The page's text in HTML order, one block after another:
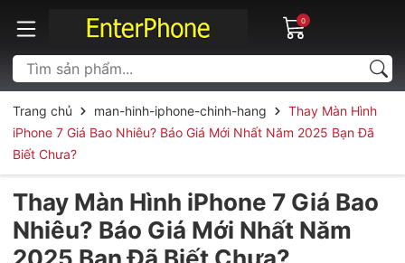
0
Trang chủ man-hinh-iphone-chinh-hang
Thay Màn Hình
iPhone 7 Giá Bao Nhiêu? Báo Giá Mới Nhất Năm 2025 Bạn Đã
Biết Chưa?
Thay Màn Hình iPhone 7 Giá Bao
Nhiêu? Báo Giá Mới Nhất Năm